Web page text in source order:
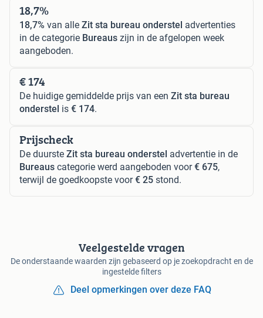
18,7%
18,7% van alle Zit sta bureau onderstel advertenties
in de categorie Bureaus zijn in de afgelopen week
aangeboden.
€ 174
De huidige gemiddelde prijs van een Zit sta bureau
onderstel is € 174.
Prijscheck
De duurste Zit sta bureau onderstel advertentie in de
Bureaus categorie werd aangeboden voor€ 675,
terwijl de goedkoopste voor€ 25 stond.
Veelgestelde vragen
De onderstaande waarden zijn gebaseerd op je zoekopdracht en de
ingestelde filters
Deel opmerkingen over deze FAQ